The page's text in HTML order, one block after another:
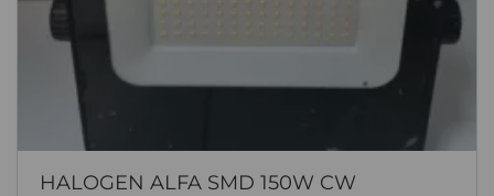
HALOGEN ALFA SMD 150W CW